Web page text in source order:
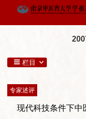
栏目
专家述评
现代科技条件下中